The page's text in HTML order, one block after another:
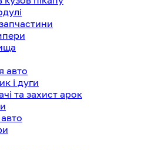
авто
і дуги
та захист арок
авто